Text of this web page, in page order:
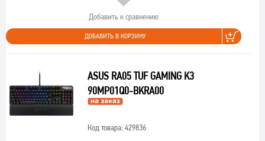
Добавить к сравнению
ДОБАВИТЬ В КОРЗИНУ
ASUS RA05 TUF GAMING K3
90MP01Q0-BKRA00
Код товара: 429836